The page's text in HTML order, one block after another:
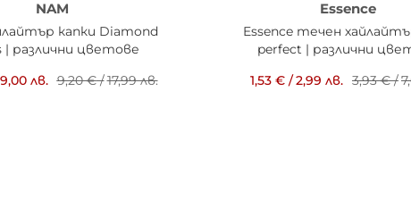
NAM
капки Diamond
| различни цветове
9,00 лв. 9,20 €/17,99 лв.
Essence
Essence течен
perfect | различни
1,53 € /2,99 лв. 3,93 €/